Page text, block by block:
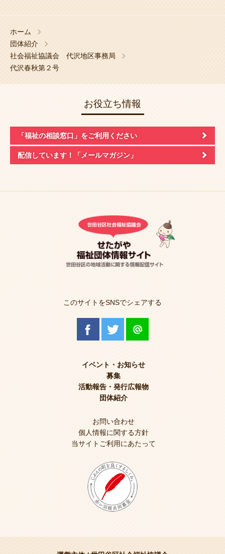
ホーム
団体紹介
社会福祉協議会 代沢地区事務局
代沢春秋第２号
お役立ち情報
「福祉の相談窓口」 をご利用ください
配信しています！ 「メールマガジン」
このサイトをSNSでシェアする
イベント・お知らせ
募集
活動報告・発行広報物
団体紹介
お問い合わせ
個人情報に関する方針
当サイトご利用にあたって